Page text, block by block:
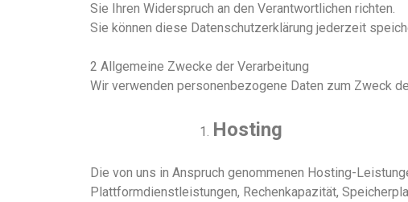
Sie Ihren Widerspruch an den Verantwortlichen richten.
Sie können diese Datenschutzerklärung jederzeit
2 Allgemeine Zwecke der Verarbeitung
Wir verwenden personenbezogene Daten zum Zweck
Hosting
Die von uns in Anspruch genommenen Hosting-
Plattformdienstleistungen, Rechenkapazität,